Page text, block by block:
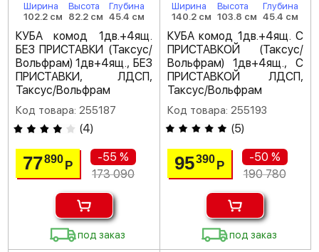
Ширина
102.2 см
Высота
82.2 см
Глубина
45.4 см
КУБА комод 1дв.+4ящ.
БЕЗ ПРИСТАВКИ (Таксус/
Вольфрам) 1дв+4ящ., БЕЗ
ПРИСТАВКИ, ЛДСП,
Таксус/Вольфрам
Код товара: 255187
(4)
77890Р
-55 %
173 090
под заказ
Ширина
140.2 см
Высота
103.8 см
Глубина
45.4 см
КУБА комод 1дв.+4ящ. С
ПРИСТАВКОЙ (Таксус/
Вольфрам) 1дв+4ящ., С
ПРИСТАВКОЙ ЛДСП,
Таксус/Вольфрам
Код товара: 255193
(5)
95390 Р
-50 %
190 780
под заказ